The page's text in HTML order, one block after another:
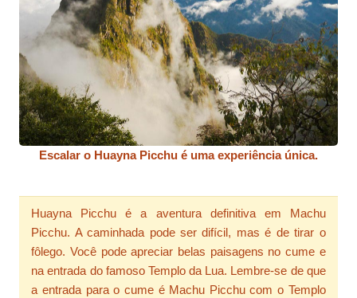
Escalar o Huayna Picchu é uma experiência única.
Huayna Picchu é a aventura definitiva em Machu
Picchu. A caminhada pode ser difícil, mas é de tirar o
fôlego. Você pode apreciar belas paisagens no cume e
na entrada do famoso Templo da Lua. Lembre-se de que
a entrada para o cume é Machu Picchu com o Templo